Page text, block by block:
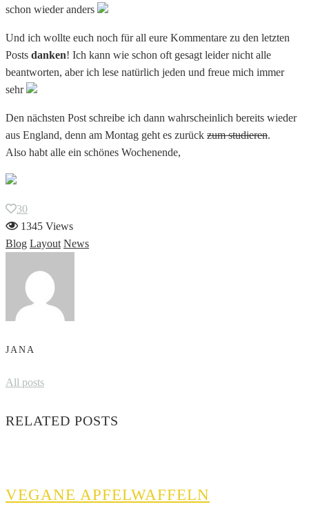
schon wieder anders
Und ich wollte euch noch für all eure Kommentare zu den letzten
Posts danken! Ich kann wie schon oft gesagt leider nicht alle
beantworten, aber ich lese natürlich jeden und freue mich immer
sehr
Den nächsten Post schreibe ich dann wahrscheinlich bereits wieder
aus England, denn am Montag geht es zurück zum studieren.
Also habt alle ein schönes Wochenende,
30
1345 Views
Blog Layout News
JANA
All posts
RELATED POSTS
VEGANE APFELWAFFELN